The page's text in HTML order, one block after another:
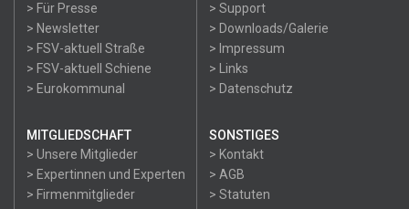
> Für Presse
> Newsletter
> FSV-aktuell Straße
> FSV-aktuell Schiene
> Eurokommunal
> Support
> Downloads/Galerie
> Impressum
> Links
> Datenschutz
MITGLIEDSCHAFT
> Unsere Mitglieder
> Expertinnen und Experten
> Firmenmitglieder
SONSTIGES
> Kontakt
> AGB
> Statuten